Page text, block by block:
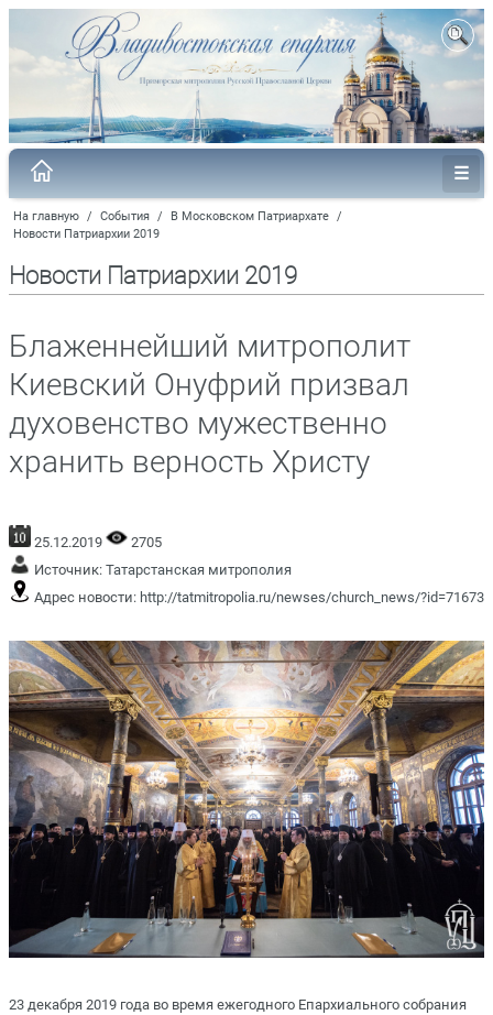
На главную / События / В Московском Патриархате /
Новости Патриархии 2019
Новости Патриархии 2019
Блаженнейший митрополит
Киевский Онуфрий призвал
духовенство мужественно
хранить верность Христу
25.12.2019
2705
Источник: Татарстанская митрополия
Адрес новости: http://tatmitropolia.ru/newses/church_news/?id=71673
23 декабря 2019 года во время ежегодного Епархиального собрания